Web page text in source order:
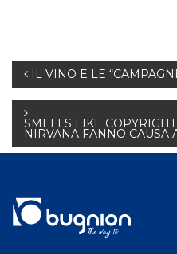
Navigazione
articoli
IL VINO E LE
SMELLS LIKE
NIRVANA FANNO CAUSA